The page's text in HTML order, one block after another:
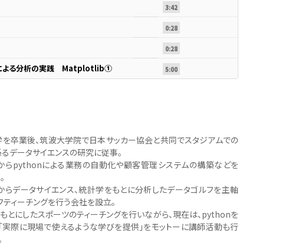
3:42
0:28
0:28
よる分析の実践 Matplotlib① 5:00
卒業後、筑波大学院で日本サッカー協会と共同でスタジアムでの
データサイエンスの研究に従事。
らpythonによる業務の自動化や顧客管理システムの構築などを
らデータサイエンス、統計学をもとに分析したデータゴルフを主軸
ティーチングを行う会社を設立。
とにしたスポーツのティーチングを行いながら、現在は、pythonを
実際に現場で使えるような学びを提供」をモットーに講師活動も行